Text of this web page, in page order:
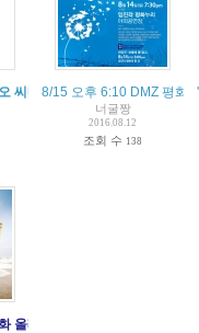
씨네타운 출연 (2)
8/15 오후 6:10 DMZ 평화
너굴짱
2016.08.12
조회 수 138
올레 개봉~